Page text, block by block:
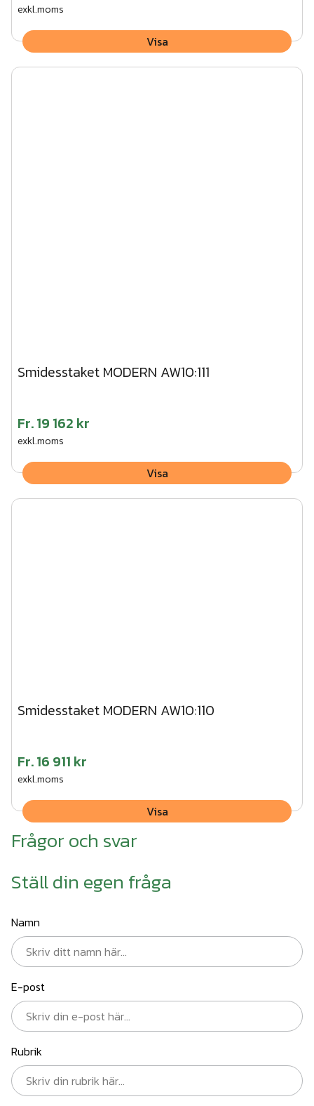
exkl.moms
Visa
Smidesstaket MODERN AW10:111
Fr.19 162 kr
exkl.moms
Visa
Smidesstaket MODERN AW10:110
Fr.16 911 kr
exkl.moms
Visa
Frågor och svar
Ställ din egen fråga
Namn
E-post
Rubrik